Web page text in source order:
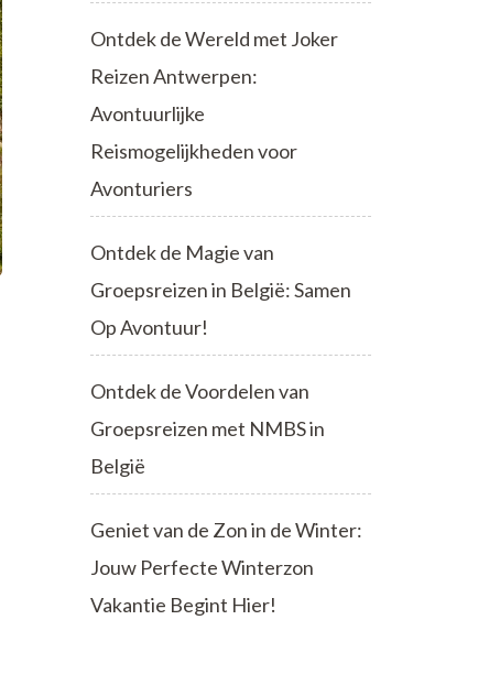
Ontdek de Wereld met Joker
Reizen Antwerpen:
Avontuurlijke
Reismogelijkheden voor
Avonturiers
Ontdek de Magie van
Groepsreizen in België: Samen
Op Avontuur!
Ontdek de Voordelen van
Groepsreizen met NMBS in
België
Geniet van de Zon in de Winter:
Jouw Perfecte Winterzon
Vakantie Begint Hier!